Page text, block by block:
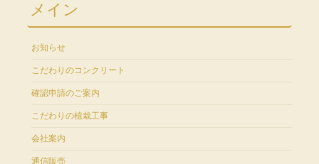
メイン
お知らせ
こだわりのコンクリート
確認申請のご案内
こだわりの植栽工事
会社案内
通信販売